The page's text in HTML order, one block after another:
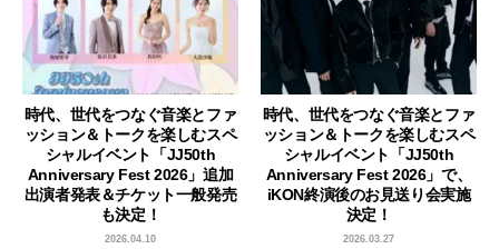
時代、世代をつなぐ音楽とファ
ッション＆トークを楽しむスペ
シャルイベント「JJ50th
Anniversary Fest 2026」追加
出演者発表＆チケット一般発売
も決定！
2026.04.10
時代、世代をつなぐ音楽とファ
ッション＆トークを楽しむスペ
シャルイベント「JJ50th
Anniversary Fest 2026」で、
iKON終演後のお見送り会実施
決定！
2026.03.27